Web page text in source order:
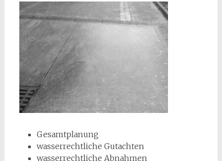
Gesamtplanung
wasserrechtliche Gutachten
wasserrechtliche Abnahmen